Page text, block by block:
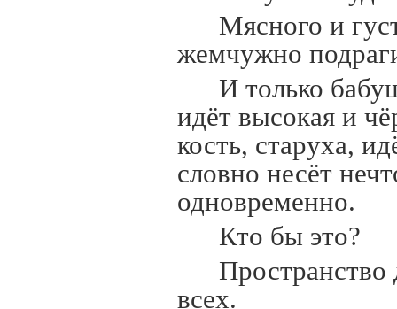
Мясного и
жемчужно
И только
идёт высокая и
кость, старуха,
словно несёт
одновременно.
Кто бы это?
всех.